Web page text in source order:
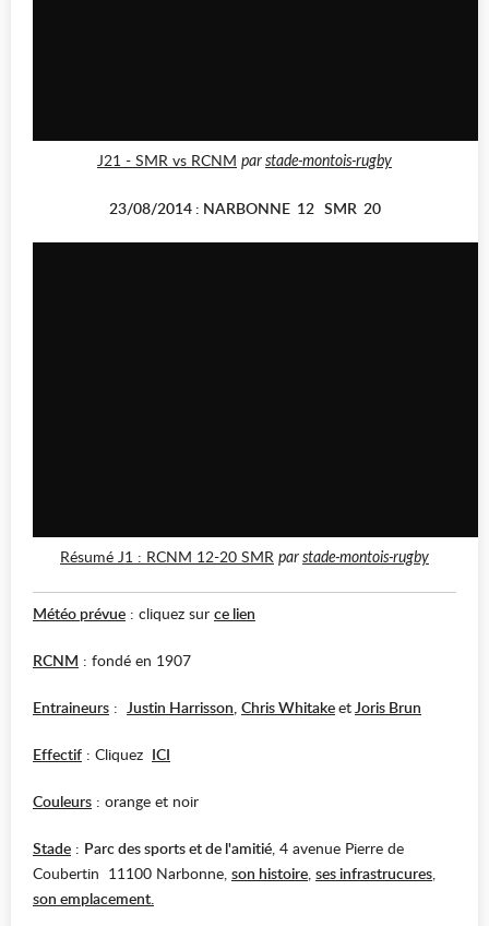
J21 - SMR vs RCNM parstade-montois-rugby
23/08/2014 : NARBONNE 12 SMR 20
Résumé J1 : RCNM 12-20 SMR parstade-montois-rugby
Météo prévue : cliquez sur ce lien
RCNM : fondé en 1907
Entraineurs : Justin Harrisson, Chris WhitakeetJoris Brun
Effectif : Cliquez ICI
Couleurs : orange et noir
Stade : Parc des sports et de l'amitié, 4 avenue Pierre de
Coubertin 11100 Narbonne, son histoire, ses infrastrucures,
son emplacement.